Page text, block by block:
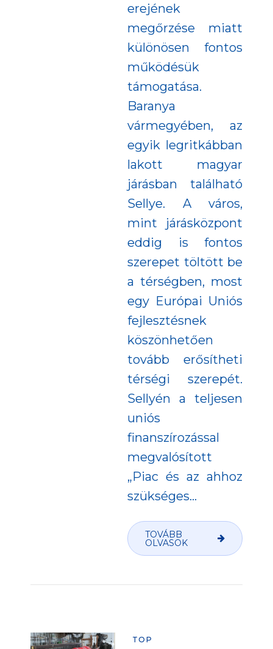
erejének
megőrzése miatt
különösen fontos
működésük
támogatása.
Baranya
vármegyében, az
egyik legritkábban
lakott magyar
járásban található
Sellye. A város,
mint járásközpont
eddig is fontos
szerepet töltött be
a térségben, most
egy Európai Uniós
fejlesztésnek
köszönhetően
tovább erősítheti
térségi szerepét.
Sellyén a teljesen
uniós
finanszírozással
megvalósított
„Piac és az ahhoz
szükséges...
TOVÁBB
OLVASOK
TOP